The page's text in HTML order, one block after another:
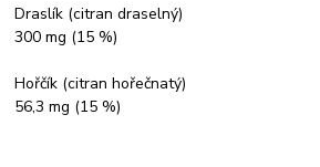
Draslík (citran draselný)
300 mg (15 %)
Hořčík (citran hořečnatý)
56,3 mg (15 %)